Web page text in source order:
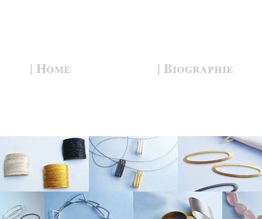
| Home | Biographie